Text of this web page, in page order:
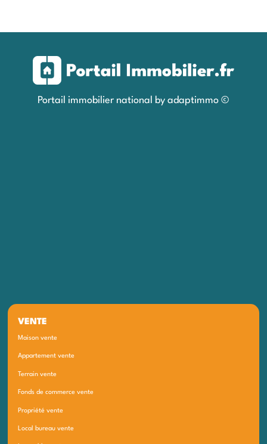
Portail immobilier national by adaptimmo ©
VENTE
Maison vente
Appartement vente
Terrain vente
Local bureau vente
Fonds de commerce vente
Propriété vente